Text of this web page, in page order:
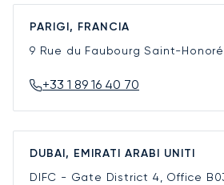
PARIGI, FRANCIA
9 Rue du Faubourg Saint-Honoré
+33 1 89 16 40 70
DUBAI, EMIRATI ARABI UNITI
DIFC - Gate District 4, Office